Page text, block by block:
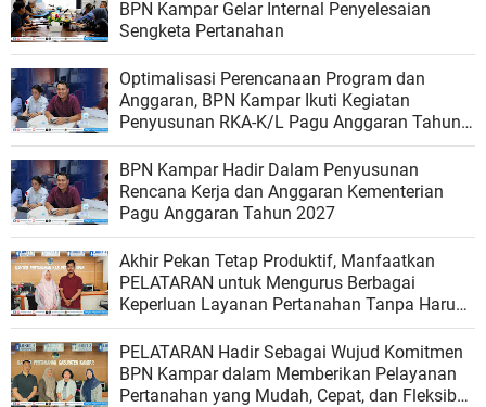
BPN Kampar Gelar Internal Penyelesaian
Sengketa Pertanahan
Optimalisasi Perencanaan Program dan
Anggaran, BPN Kampar Ikuti Kegiatan
Penyusunan RKA-K/L Pagu Anggaran Tahun
2027
BPN Kampar Hadir Dalam Penyusunan
Rencana Kerja dan Anggaran Kementerian
Pagu Anggaran Tahun 2027
Akhir Pekan Tetap Produktif, Manfaatkan
PELATARAN untuk Mengurus Berbagai
Keperluan Layanan Pertanahan Tanpa Harus
Menunggu Hari Kerja
PELATARAN Hadir Sebagai Wujud Komitmen
BPN Kampar dalam Memberikan Pelayanan
Pertanahan yang Mudah, Cepat, dan Fleksibel